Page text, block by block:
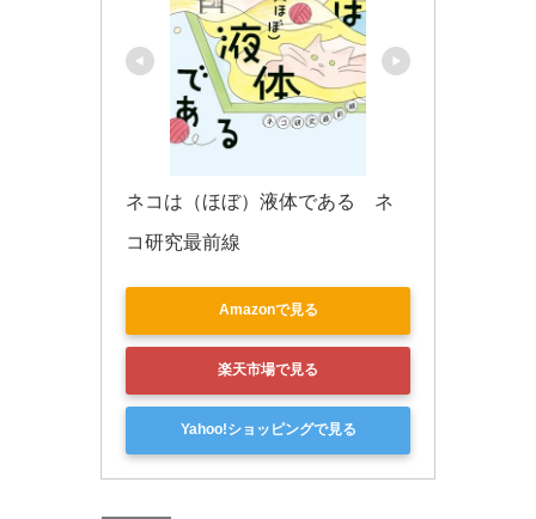
ネコは（ほぼ）液体である　ネ
コ研究最前線
Amazonで見る
楽天市場で見る
Yahoo!ショッピングで見る